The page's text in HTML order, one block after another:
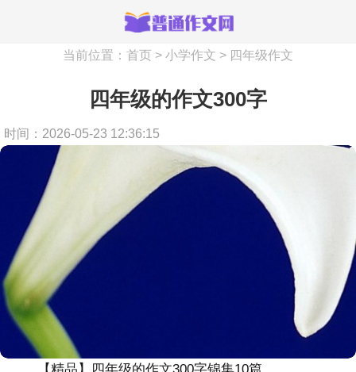
当前位置： 首页 > 小学作文 > 四年级作文
四年级的作文300字
时间：2026-05-23 12:36:15